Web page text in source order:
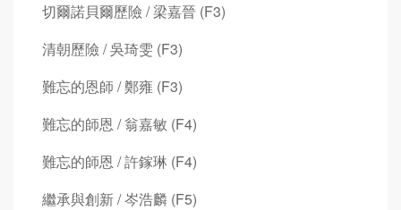
切爾諾貝爾歷險 / 梁嘉晉 (F3)
清朝歷險 / 吳琦雯 (F3)
難忘的恩師 / 鄭雍 (F3)
難忘的師恩 / 翁嘉敏 (F4)
難忘的師恩 / 許鎵琳 (F4)
繼承與創新 / 岑浩麟 (F5)